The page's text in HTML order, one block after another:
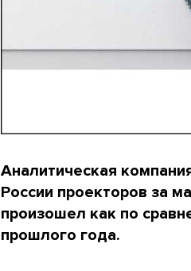
Аналитическая
России проекторов за
произошел как по
прошлого года.